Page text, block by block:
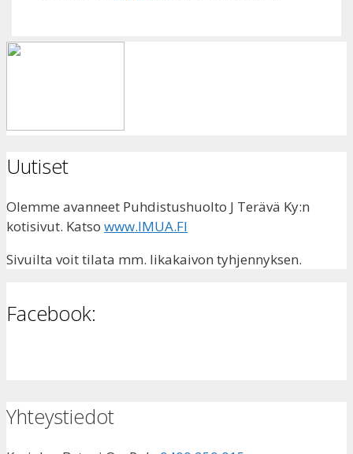
Uutiset
Olemme avanneet Puhdistushuolto J Terävä Ky:n
kotisivut. Katso www.IMUA.FI
Sivuilta voit tilata mm. likakaivon tyhjennyksen.
Facebook:
Yhteystiedot